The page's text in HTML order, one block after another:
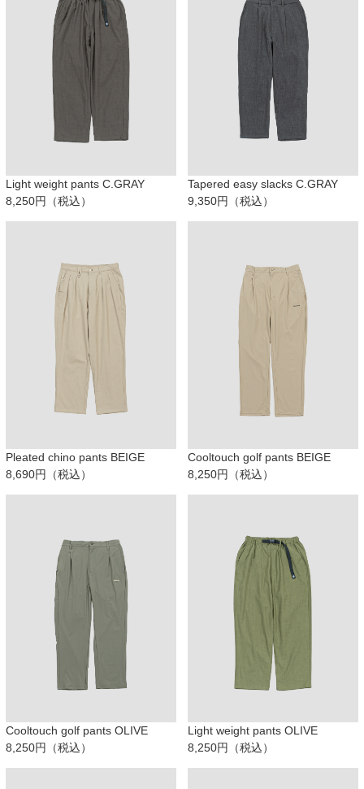
Light weight pants C.GRAY
8,250円（税込）
Tapered easy slacks C.GRAY
9,350円（税込）
Pleated chino pants BEIGE
8,690円（税込）
Cooltouch golf pants BEIGE
8,250円（税込）
Cooltouch golf pants OLIVE
8,250円（税込）
Light weight pants OLIVE
8,250円（税込）